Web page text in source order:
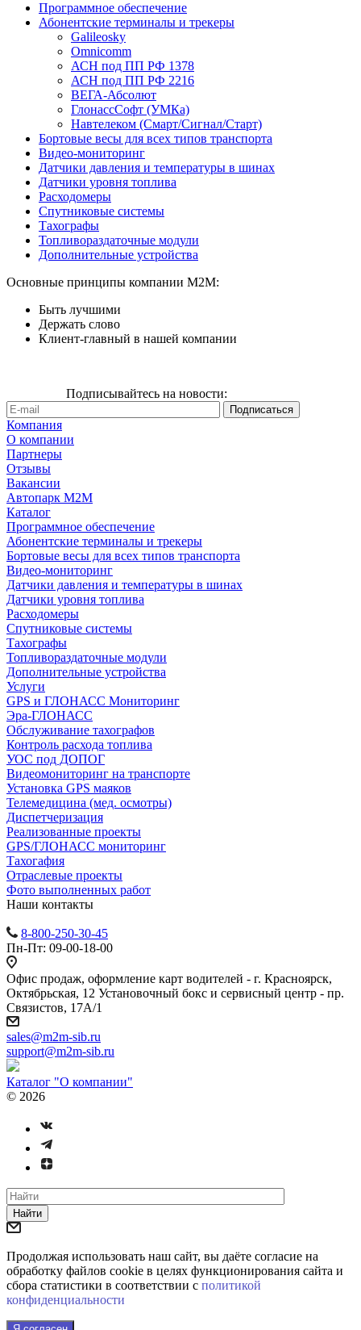
Программное обеспечение
Абонентские терминалы и трекеры
Galileosky
Omnicomm
АСН под ПП РФ 1378
АСН под ПП РФ 2216
ВЕГА-Абсолют
ГлонассСофт (УМКа)
Навтелеком (Смарт/Сигнал/Старт)
Бортовые весы для всех типов транспорта
Видео-мониторинг
Датчики давления и температуры в шинах
Датчики уровня топлива
Расходомеры
Спутниковые системы
Тахографы
Топливораздаточные модули
Дополнительные устройства
Основные принципы компании М2М:
Быть лучшими
Держать слово
Клиент-главный в нашей компании
Подписывайтесь на новости:
Компания
О компании
Партнеры
Отзывы
Вакансии
Автопарк М2М
Каталог
Программное обеспечение
Абонентские терминалы и трекеры
Бортовые весы для всех типов транспорта
Видео-мониторинг
Датчики давления и температуры в шинах
Датчики уровня топлива
Расходомеры
Спутниковые системы
Тахографы
Топливораздаточные модули
Дополнительные устройства
Услуги
GPS и ГЛОНАСС Мониторинг
Эра-ГЛОНАСС
Обслуживание тахографов
Контроль расхода топлива
УОС под ДОПОГ
Видеомониторинг на транспорте
Установка GPS маяков
Телемедицина (мед. осмотры)
Диспетчеризация
Реализованные проекты
GPS/ГЛОНАСС мониторинг
Тахогафия
Отраслевые проекты
Фото выполненных работ
Наши контакты
8-800-250-30-45
Пн-Пт: 09-00-18-00
Офис продаж, оформление карт водителей - г. Красноярск,
Октябрьская, 12 Установочный бокс и сервисный центр - пр.
Связистов, 17А/1
sales@m2m-sib.ru
support@m2m-sib.ru
Каталог "О компании"
© 2026
Найти
Продолжая использовать наш сайт, вы даёте согласие на
обработку файлов cookie в целях функционирования сайта и
сбора статистики в соответствии с политикой
конфиденциальности